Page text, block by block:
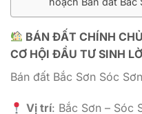
BÁN ĐẤT CHÍNH
CƠ HỘI ĐẦU TƯ SINH
Bán đất Bắc Sơn Sóc
Vị trí: Bắc Sơn – Sóc